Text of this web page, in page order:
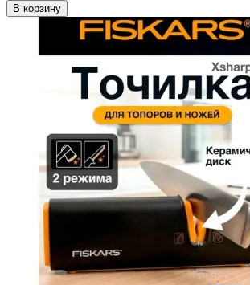
В корзину